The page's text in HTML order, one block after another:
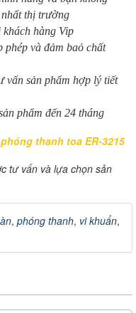
thị trường
hàng Vip
phép và đảm baỏ chất
vấn sản phẩm hợp lý tiết
phẩm đến 24 tháng
thanh toa ER-3215
tư vấn và lựa chọn sản
, phóng thanh, vi khuẩn,